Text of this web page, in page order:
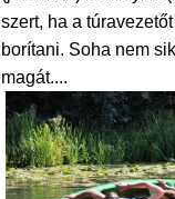
szert, ha a
borítani. Soha nem
magát....